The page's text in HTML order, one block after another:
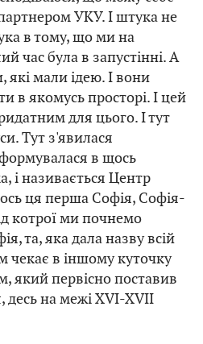
УКУ. І штука не
в тому, що ми на
час була в запустінні. А
мали ідею. І вони
в якомусь просторі. І цей
для цього. І тут
Тут з'явилася
в щось
і називається Центр
ця перша Софія, Софія-
котрої ми почнемо
та, яка дала назву всій
чекає в іншому куточку
який первісно поставив
десь на межі XVI-XVII